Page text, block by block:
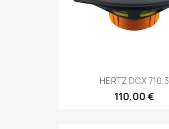
HERTZ DCX 710.3
110,00 €